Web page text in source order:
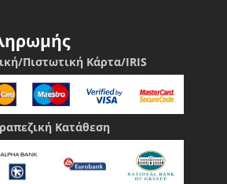
Πιστωτική Κάρτα/IRIS
Κατάθεση